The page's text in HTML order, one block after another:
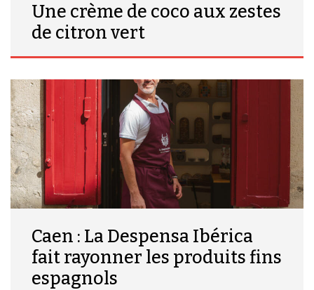
Une crème de coco aux zestes
de citron vert
Caen : La Despensa Ibérica
fait rayonner les produits fins
espagnols